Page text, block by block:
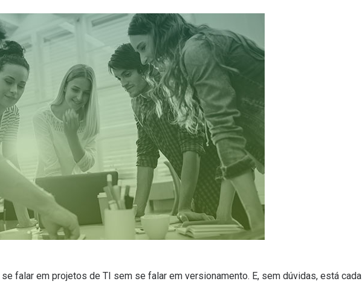
falar em projetos de TI sem se falar em versionamento. E, sem dúvidas, está cada